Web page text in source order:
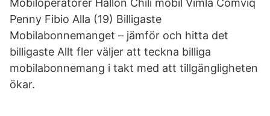
Mobiloperatörer Hallon Chili mobil Vimla Comviq
Penny Fibio Alla (19) Billigaste
Mobilabonnemanget – jämför och hitta det
billigaste Allt fler väljer att teckna billiga
mobilabonnemang i takt med att tillgängligheten
ökar.